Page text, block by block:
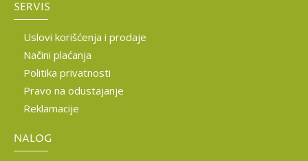
SERVIS
Uslovi korišćenja i prodaje
Načini plaćanja
Politika privatnosti
Pravo na odustajanje
Reklamacije
NALOG